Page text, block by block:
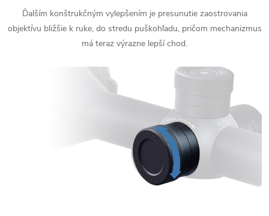
Ďalším konštrukčným vylepšením je presunutie zaostrovania
objektívu bližšie k ruke, do stredu puškohľadu, pričom mechanizmus
má teraz výrazne lepší chod.